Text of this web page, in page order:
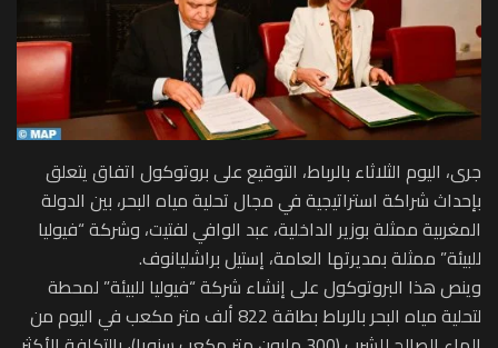
جرى، اليوم الثلاثاء بالرباط، التوقيع على بروتوكول اتفاق يتعلق
بإحداث شراكة استراتيجية في مجال تحلية مياه البحر، بين الدولة
المغربية ممثلة بوزير الداخلية، عبد الوافي لفتيت، وشركة “فيوليا
للبيئة” ممثلة بمديرتها العامة، إستيل براشليانوف.
وينص هذا البروتوكول على إنشاء شركة “فيوليا للبيئة” لمحطة
لتحلية مياه البحر بالرباط بطاقة 822 ألف متر مكعب في اليوم من